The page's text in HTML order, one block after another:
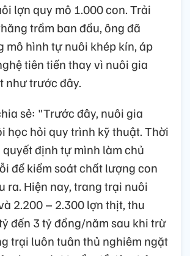
lợn quy mô 1.000 con. Trải
trầm ban đầu, ông đã
mô hình tự nuôi khép kín, áp
tiên tiến thay vì nuôi gia
như trước đây.
sẻ: "Trước đây, nuôi gia
học hỏi quy trình kỹ thuật. Thời
định tự mình làm chủ
để kiểm soát chất lượng con
ra. Hiện nay, trang trại nuôi
2.200 – 2.300 lợn thịt, thu
đến 3 tỷ đồng/năm sau khi trừ
trại luôn tuân thủ nghiêm ngặt